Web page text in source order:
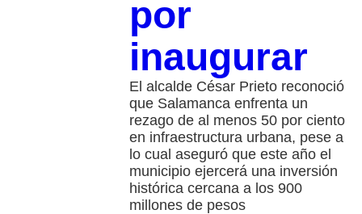
por
inaugurar
El alcalde César Prieto reconoció
que Salamanca enfrenta un
rezago de al menos 50 por ciento
en infraestructura urbana, pese a
lo cual aseguró que este año el
municipio ejercerá una inversión
histórica cercana a los 900
millones de pesos